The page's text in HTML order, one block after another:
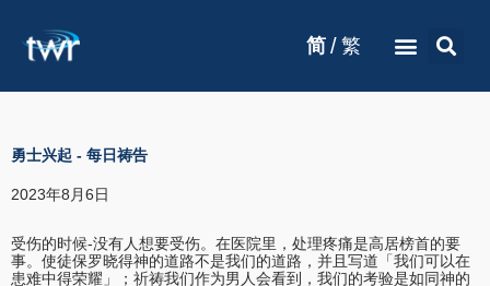
简 / 繁
勇士兴起 - 每日祷告
2023年8月6日
受伤的时候-没有人想要受伤。在医院里，处理疼痛是高居榜首的要
事。使徒保罗晓得神的道路不是我们的道路，并且写道「我们可以在
患难中得荣耀」；祈祷我们作为男人会看到，我们的考验是如同神的